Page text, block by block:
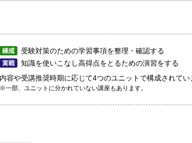
受験対策のための学習事項を整理・確認する
知識を使いこなし高得点をとるための演習をする
内容や受講推奨時期に応じて4つのユニットで構成されてい
※一部、ユニットに分かれていない講座もあります。